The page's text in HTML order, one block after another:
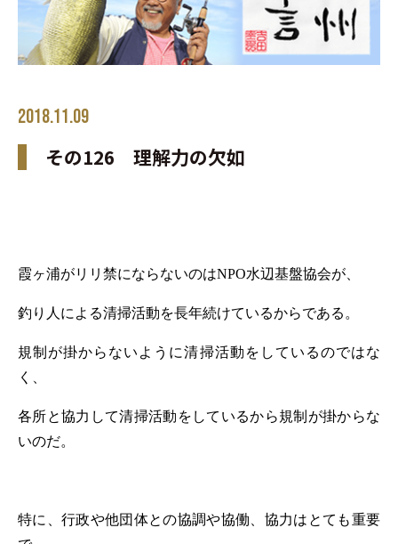
2018.11.09
その126 理解力の欠如
霞ヶ浦がリリ禁にならないのはNPO水辺基盤協会が、
釣り人による清掃活動を長年続けているからである。
規制が掛からないように清掃活動をしているのではな
く、
各所と協力して清掃活動をしているから規制が掛からな
いのだ。
特に、行政や他団体との協調や協働、協力はとても重要